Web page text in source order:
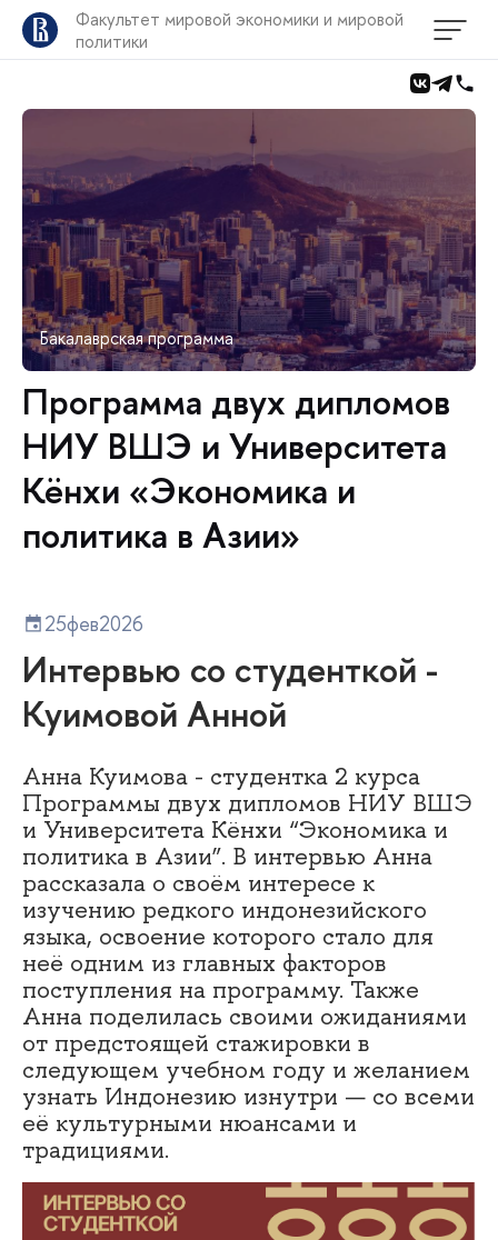
Факультет мировой экономики и мировой
политики
Бакалаврская программа
Программа двух дипломов
НИУ ВШЭ и Университета
Кёнхи «Экономика и
политика в Азии»
25фев2026
Интервью со студенткой -
Куимовой Анной
Анна Куимова - студентка 2 курса
Программы двух дипломов НИУ ВШЭ
и Университета Кёнхи “Экономика и
политика в Азии”. В интервью Анна
рассказала о своём интересе к
изучению редкого индонезийского
языка, освоение которого стало для
неё одним из главных факторов
поступления на программу. Также
Анна поделилась своими ожиданиями
от предстоящей стажировки в
следующем учебном году и желанием
узнать Индонезию изнутри — со всеми
её культурными нюансами и
традициями.